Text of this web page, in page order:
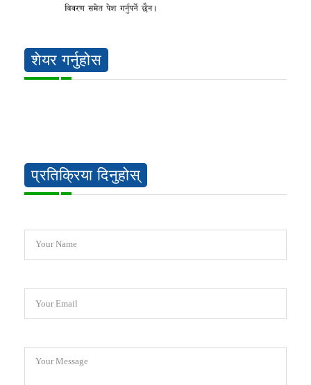
शेयर गर्नुहोस
प्रतिक्रिया दिनुहोस्
Your Name
Your Email
Your Message